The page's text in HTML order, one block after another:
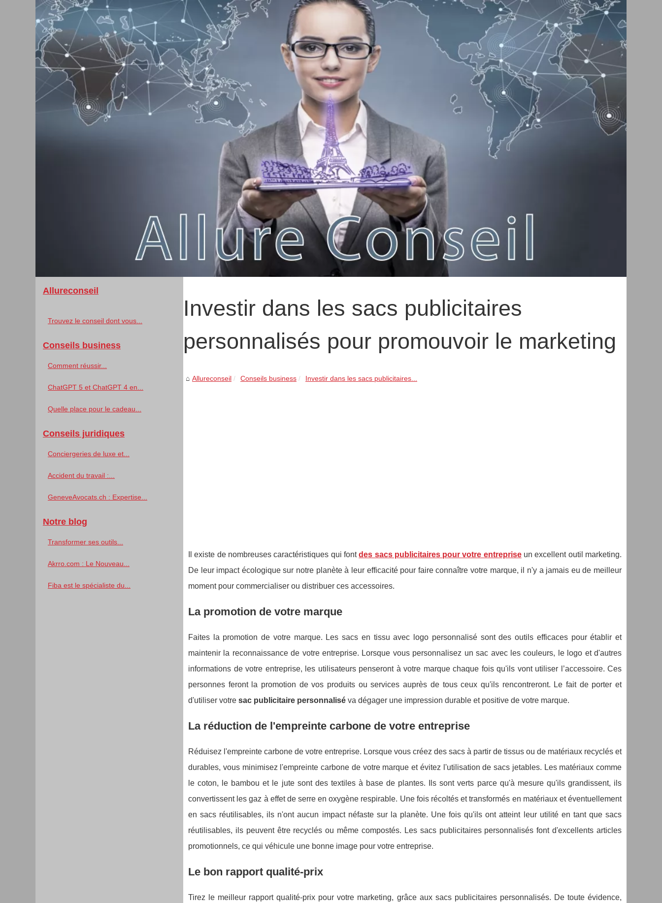
Investir dans les sacs publicitaires
personnalisés pour promouvoir le marketing
Allureconseil Conseils business Investir dans les sacs publicitaires...
Il existe de nombreuses caractéristiques qui fontdes sacs publicitaires pour votre entrepriseun excellent outil marketing.
De leur impact écologique sur notre planète à leur efficacité pour faire connaître votre marque, il n'y a jamais eu de meilleur
moment pour commercialiser ou distribuer ces accessoires.
La promotion de votre marque
Faites la promotion de votre marque. Les sacs en tissu avec logo personnalisé sont des outils efficaces pour établir et
maintenir la reconnaissance de votre entreprise. Lorsque vous personnalisez un sac avec les couleurs, le logo et d'autres
informations de votre entreprise, les utilisateurs penseront à votre marque chaque fois qu'ils vont utiliser l’accessoire. Ces
personnes feront la promotion de vos produits ou services auprès de tous ceux qu'ils rencontreront. Le fait de porter et
d'utiliser votre sac publicitaire personnalisé va dégager une impression durable et positive de votre marque.
La réduction de l'empreinte carbone de votre entreprise
Réduisez l'empreinte carbone de votre entreprise. Lorsque vous créez des sacs à partir de tissus ou de matériaux recyclés et
durables, vous minimisez l'empreinte carbone de votre marque et évitez l'utilisation de sacs jetables. Les matériaux comme
le coton, le bambou et le jute sont des textiles à base de plantes. Ils sont verts parce qu'à mesure qu'ils grandissent, ils
convertissent les gaz à effet de serre en oxygène respirable. Une fois récoltés et transformés en matériaux et éventuellement
en sacs réutilisables, ils n'ont aucun impact néfaste sur la planète. Une fois qu'ils ont atteint leur utilité en tant que sacs
réutilisables, ils peuvent être recyclés ou même compostés. Les sacs publicitaires personnalisés font d'excellents articles
promotionnels, ce qui véhicule une bonne image pour votre entreprise.
Le bon rapport qualité-prix
Tirez le meilleur rapport qualité-prix pour votre marketing, grâce aux sacs publicitaires personnalisés. De toute évidence,
Allureconseil
Trouvez le conseil dont vous...
Conseils business
Comment réussir...
ChatGPT 5 et ChatGPT 4 en...
Quelle place pour le cadeau...
Conseils juridiques
Conciergeries de luxe et...
Accident du travail :...
GeneveAvocats.ch : Expertise...
Notre blog
Transformer ses outils...
Akrro.com : Le Nouveau...
Fiba est le spécialiste du...